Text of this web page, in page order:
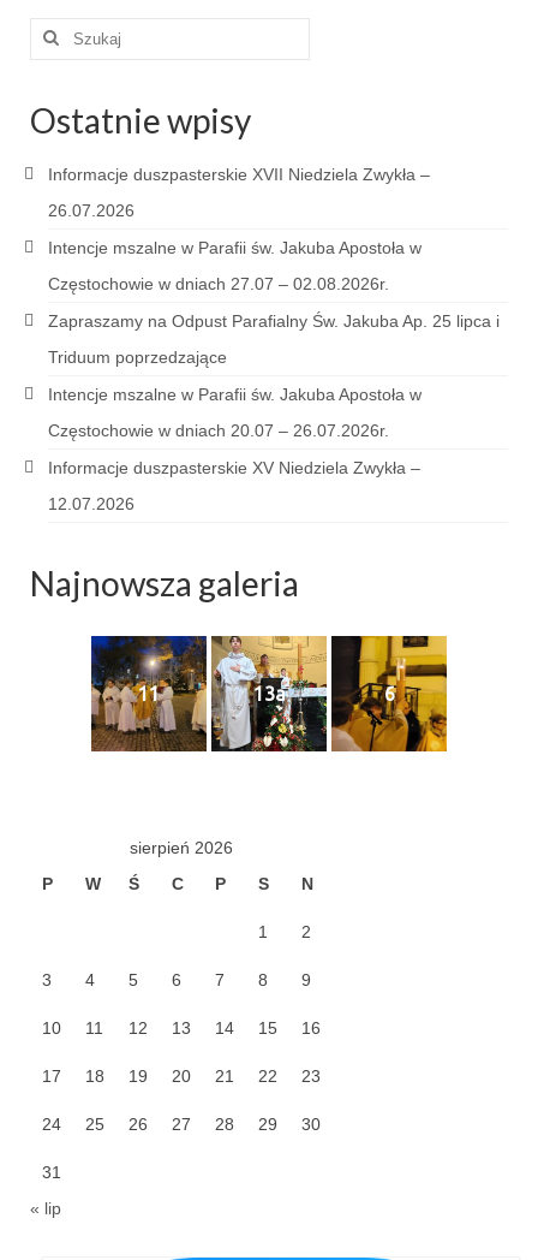
Sakrament pojednania
Sakrament małżeństwa
Sakrament namaszczenia chorych
Galeria
Niedziela Palmowa 29.03.2026
Wielki Czwartek 02.04.2026
Wielka Sobota 04.04.2026
Galerie 2025
Pożegnanie Ks. Mateusza 29.06.2025
Zakończenie Oktawy Bożego Ciała
26.06.2025
Odpust 2023
Zakończenie oktawy 2023
Szuklaj
Ostatnie wpisy
Informacje duszpasterskie XVII Niedziela Zwykła –
26.07.2026
Intencje mszalne w Parafii św. Jakuba Apostoła w
Częstochowie w dniach 27.07 – 02.08.2026r.
Zapraszamy na Odpust Parafialny Św. Jakuba Ap. 25 lipca i
Triduum poprzedzające
Intencje mszalne w Parafii św. Jakuba Apostoła w
Częstochowie w dniach 20.07 – 26.07.2026r.
Informacje duszpasterskie XV Niedziela Zwykła –
12.07.2026
Najnowsza galeria
11 13a 6
sierpień 2026
P
W Ś C P S N
1 2
3 4 5 6 7 8 9
10 11 12 13 14 15 16
17 18 19 20 21 22 23
24 25 26 27 28 29 30
31
« lip